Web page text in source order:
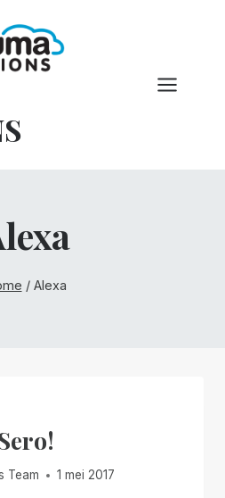
/ Alexa
Team 1 mei 2017